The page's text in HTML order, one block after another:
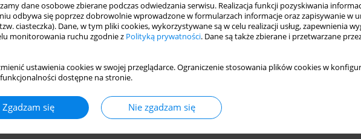
dane osobowe zbierane podczas odwiedzania serwisu. Realizacja funkcji pozyskiwania
odbywa się poprzez dobrowolnie wprowadzone w formularzach informacje oraz zapisywanie w
ciasteczka). Dane, w tym pliki cookies, wykorzystywane są w celu realizacji usług, zapewnienia
monitorowania ruchu zgodnie z Polityką prywatności. Dane są także zbierane i przetwarzane
ustawienia cookies w swojej przeglądarce. Ograniczenie stosowania plików cookies w
dostępne na stronie.
Zgadzam się Nie zgadzam się